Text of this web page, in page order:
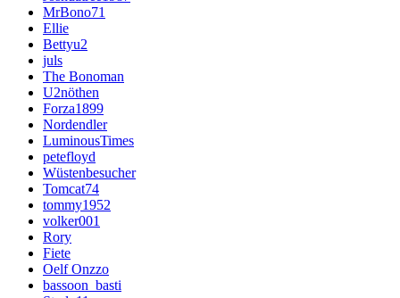
MrBono71
Ellie
Bettyu2
juls
The Bonoman
U2nöthen
Forza1899
Nordendler
LuminousTimes
petefloyd
Wüstenbesucher
Tomcat74
tommy1952
volker001
Rory
Fiete
Oelf Onzzo
bassoon_basti